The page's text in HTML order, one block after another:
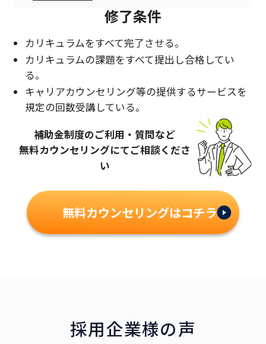
修了条件
カリキュラムをすべて完了させる。
カリキュラムの課題をすべて提出し合格してい
る。
キャリアカウンセリング等の提供するサービスを
規定の回数受講している。
補助金制度のご利用・質問など
無料カウンセリングにてご相談くださ
い
無料カウンセリングはコチラ
採用企業様の声